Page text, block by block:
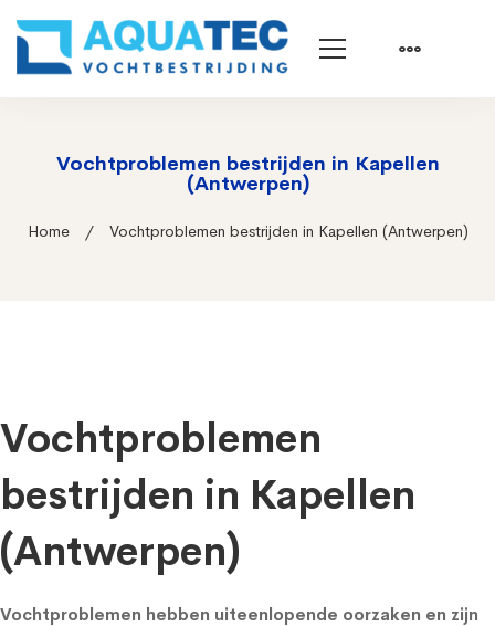
Vochtproblemen bestrijden in Kapellen
(Antwerpen)
Home Vochtproblemen bestrijden in Kapellen (Antwerpen)
Vochtproblemen
bestrijden in Kapellen
(Antwerpen)
Vochtproblemen hebben uiteenlopende oorzaken en zijn